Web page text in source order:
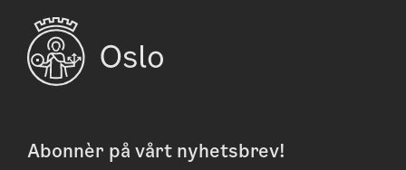
Abonnèr på vårt nyhetsbrev!